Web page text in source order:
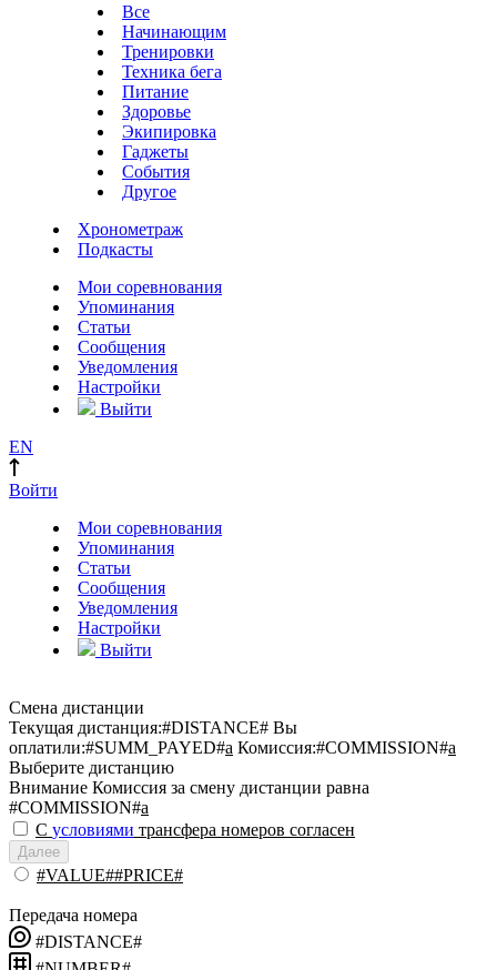
Все
Начинающим
Тренировки
Техника бега
Питание
Здоровье
Экипировка
Гаджеты
События
Другое
Хронометраж
Подкасты
Мои соревнования
Упоминания
Статьи
Сообщения
Уведомления
Настройки
Выйти
EN
Войти
Мои соревнования
Упоминания
Статьи
Сообщения
Уведомления
Настройки
Выйти
Смена дистанции
Текущая дистанция:#DISTANCE# Вы
оплатили:#SUMM_PAYED#a Комиссия:#COMMISSION#a
Выберите дистанцию
Внимание Комиссия за смену дистанции равна
#COMMISSION#a
С условиями трансфера номеров согласен
Далее
#VALUE##PRICE#
Передача номера
#DISTANCE#